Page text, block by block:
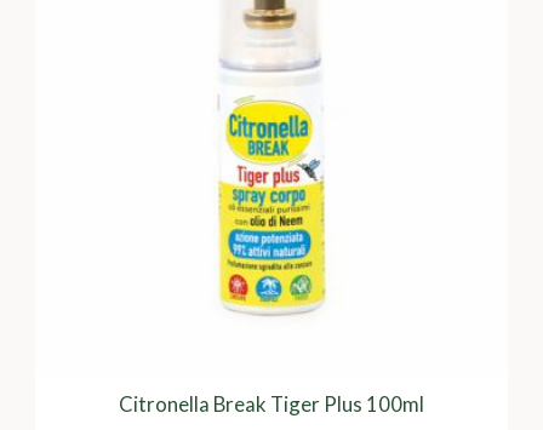
Citronella Break Tiger Plus 100ml